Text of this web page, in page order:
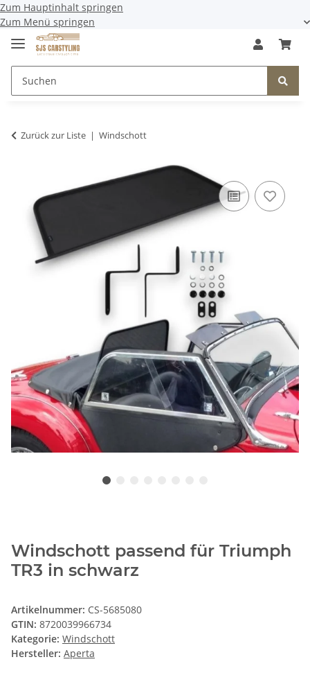
Zum Hauptinhalt springen
Zum Menü springen
Zurück zur Liste Windschott
Windschott passend für Triumph
TR3 in schwarz
Artikelnummer: CS-5685080
GTIN: 8720039966734
Kategorie: Windschott
Hersteller: Aperta